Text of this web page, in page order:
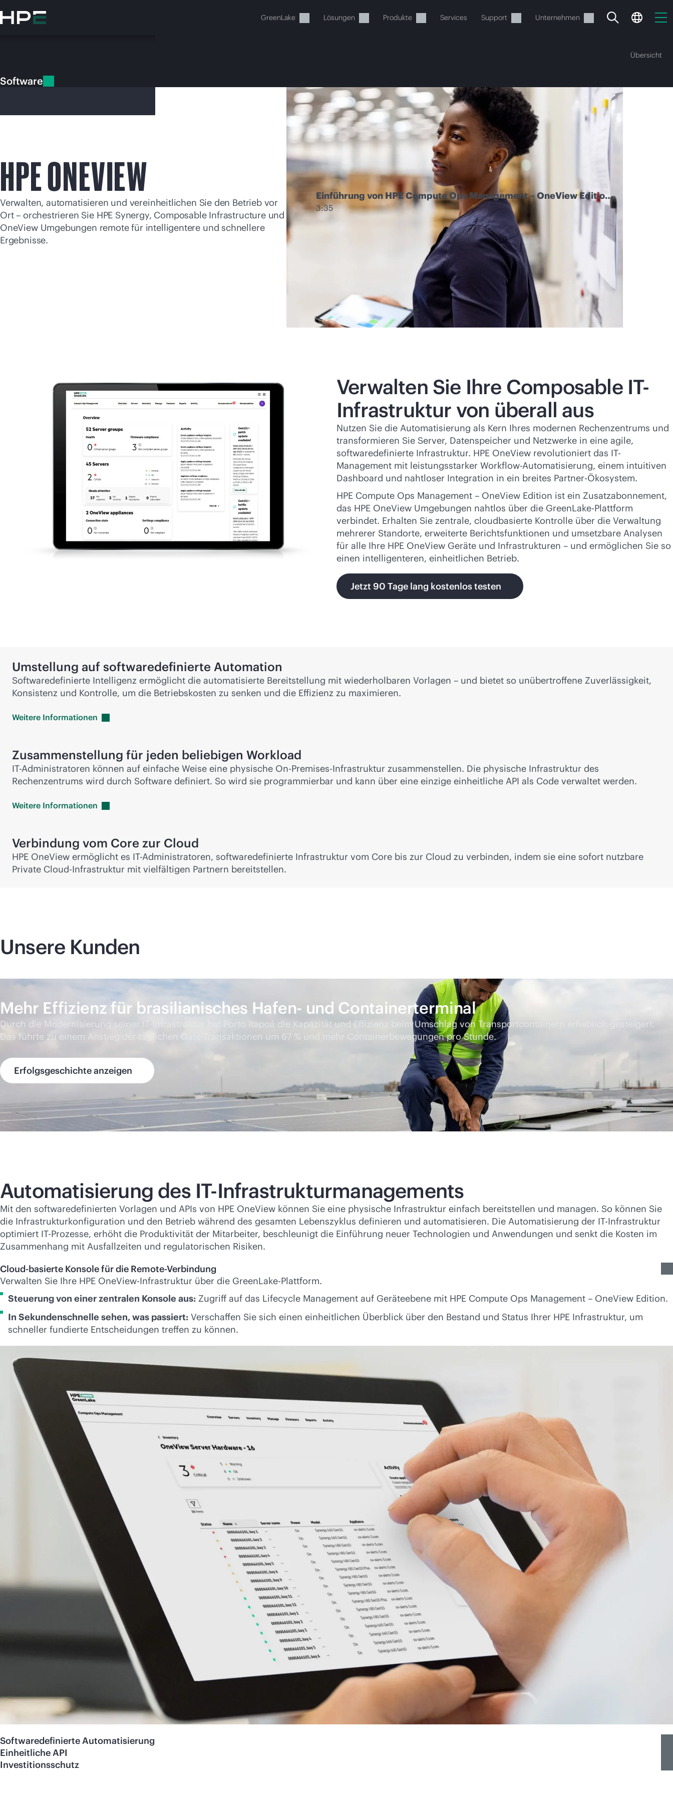
Hauptinhalt
wechseln
GreenLake Lösungen Produkte Services Support Unternehmen
Ihr Warenkorb ist aktuell leer
Besuchen Sie den HPE Store zum Stöbern, Konfigurieren und Bestellen.
Jetzt kaufen
Übersicht
Software
HPE ONEVIEW
Verwalten, automatisieren und vereinheitlichen Sie den Betrieb vor
Ort – orchestrieren Sie HPE Synergy, Composable Infrastructure und
OneView Umgebungen remote für intelligentere und schnellere
Ergebnisse.
Einführung von HPE Compute Ops Management – OneView Edition |
Chalk Talk
3:35
Verwalten Sie Ihre Composable IT-
Infrastruktur von überall aus
Nutzen Sie die Automatisierung als Kern Ihres modernen Rechenzentrums und
transformieren Sie Server, Datenspeicher und Netzwerke in eine agile,
softwaredefinierte Infrastruktur. HPE OneView revolutioniert das IT-
Management mit leistungsstarker Workflow-Automatisierung, einem intuitiven
Dashboard und nahtloser Integration in ein breites Partner-Ökosystem.
HPE Compute Ops Management – OneView Edition ist ein Zusatzabonnement,
das HPE OneView Umgebungen nahtlos über die GreenLake-Plattform
verbindet. Erhalten Sie zentrale, cloudbasierte Kontrolle über die Verwaltung
mehrerer Standorte, erweiterte Berichtsfunktionen und umsetzbare Analysen
für alle Ihre HPE OneView Geräte und Infrastrukturen – und ermöglichen Sie so
einen intelligenteren, einheitlichen Betrieb.
Jetzt 90 Tage lang kostenlos testen
Umstellung auf softwaredefinierte Automation
Softwaredefinierte Intelligenz ermöglicht die automatisierte Bereitstellung mit wiederholbaren Vorlagen – und bietet so unübertroffene Zuverlässigkeit,
Konsistenz und Kontrolle, um die Betriebskosten zu senken und die Effizienz zu maximieren.
Weitere Informationen
Zusammenstellung für jeden beliebigen Workload
IT-Administratoren können auf einfache Weise eine physische On-Premises-Infrastruktur zusammenstellen. Die physische Infrastruktur des
Rechenzentrums wird durch Software definiert. So wird sie programmierbar und kann über eine einzige einheitliche API als Code verwaltet werden.
Weitere Informationen
Verbindung vom Core zur Cloud
HPE OneView ermöglicht es IT-Administratoren, softwaredefinierte Infrastruktur vom Core bis zur Cloud zu verbinden, indem sie eine sofort nutzbare
Private Cloud-Infrastruktur mit vielfältigen Partnern bereitstellen.
Unsere Kunden
Mehr Effizienz für brasilianisches Hafen- und Containerterminal
Durch die Modernisierung seiner IT-Infrastruktur hat Porto Itapoá die Kapazität und Effizienz beim Umschlag von Transportcontainern erheblich gesteigert.
Das führte zu einem Anstieg der täglichen Gate-Transaktionen um 67 % und mehr Containerbewegungen pro Stunde.
Erfolgsgeschichte anzeigen
Automatisierung des IT-Infrastrukturmanagements
Mit den softwaredefinierten Vorlagen und APIs von HPE OneView können Sie eine physische Infrastruktur einfach bereitstellen und managen. So können Sie
die Infrastrukturkonfiguration und den Betrieb während des gesamten Lebenszyklus definieren und automatisieren. Die Automatisierung der IT-Infrastruktur
optimiert IT-Prozesse, erhöht die Produktivität der Mitarbeiter, beschleunigt die Einführung neuer Technologien und Anwendungen und senkt die Kosten im
Zusammenhang mit Ausfallzeiten und regulatorischen Risiken.
Cloud-basierte Konsole für die Remote-Verbindung
Verwalten Sie Ihre HPE OneView-Infrastruktur über die GreenLake-Plattform.
Steuerung von einer zentralen Konsole aus: Zugriff auf das Lifecycle Management auf Geräteebene mit HPE Compute Ops Management – OneView Edition.
In Sekundenschnelle sehen, was passiert: Verschaffen Sie sich einen einheitlichen Überblick über den Bestand und Status Ihrer HPE Infrastruktur, um
schneller fundierte Entscheidungen treffen zu können.
Softwaredefinierte Automatisierung
Einheitliche API
Investitionsschutz